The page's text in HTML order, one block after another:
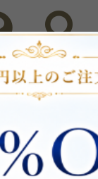
せ 検索
プレゼント！
ング ブ